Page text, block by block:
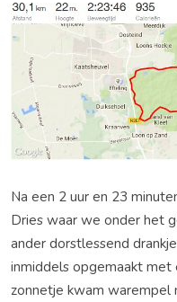
Na een 2 uur en 23
Dries waar we onder het
ander dorstlessend
inmiddels opgemaakt
zonnetje kwam warempel